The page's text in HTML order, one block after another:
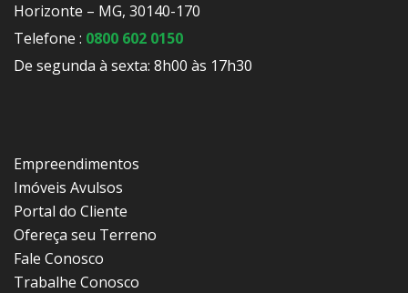
Horizonte – MG, 30140-170
Telefone : 0800 602 0150
De segunda à sexta: 8h00 às 17h30
Empreendimentos
Imóveis Avulsos
Portal do Cliente
Ofereça seu Terreno
Fale Conosco
Trabalhe Conosco